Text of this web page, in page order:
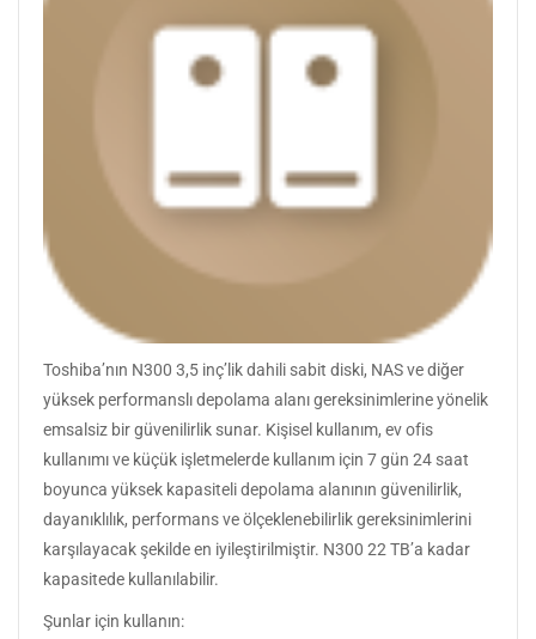
Toshiba’nın N300 3,5 inç’lik dahili sabit diski, NAS ve diğer
yüksek performanslı depolama alanı gereksinimlerine yönelik
emsalsiz bir güvenilirlik sunar. Kişisel kullanım, ev ofis
kullanımı ve küçük işletmelerde kullanım için 7 gün 24 saat
boyunca yüksek kapasiteli depolama alanının güvenilirlik,
dayanıklılık, performans ve ölçeklenebilirlik gereksinimlerini
karşılayacak şekilde en iyileştirilmiştir. N300 22 TB’a kadar
kapasitede kullanılabilir.
Şunlar için kullanın: